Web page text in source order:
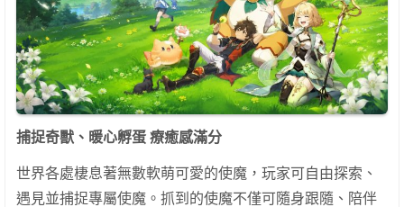
捕捉奇獸、暖心孵蛋 療癒感滿分
世界各處棲息著無數軟萌可愛的使魔，玩家可自由探索、
遇見並捕捉專屬使魔。抓到的使魔不僅可隨身跟隨、陪伴